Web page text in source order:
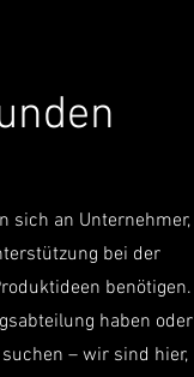
sich an Unternehmer,
bei der
benötigen.
haben oder
– wir sind hier,